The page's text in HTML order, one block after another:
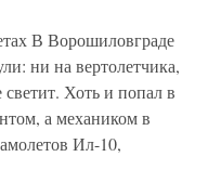
В Ворошиловграде
ни на вертолетчика,
Хоть и попал в
а механиком в
Ил-10,